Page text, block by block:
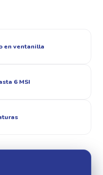
en ventanilla
6 MSI